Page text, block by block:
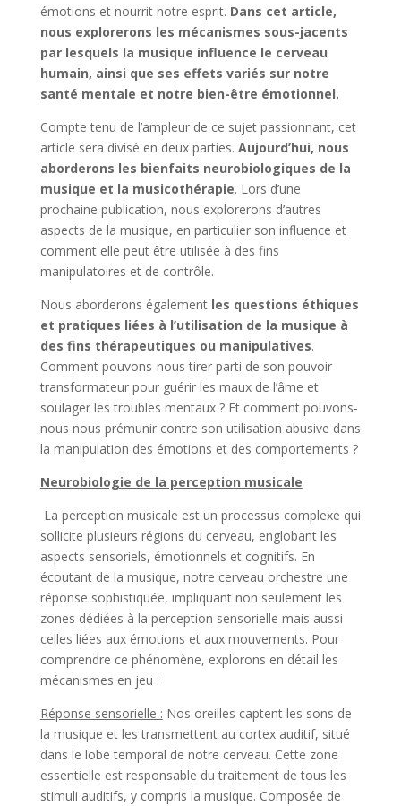
émotions et nourrit notre esprit. Dans cet article,
nous explorerons les mécanismes sous-jacents
par lesquels la musique influence le cerveau
humain, ainsi que ses effets variés sur notre
santé mentale et notre bien-être émotionnel.
Compte tenu de l’ampleur de ce sujet passionnant, cet
article sera divisé en deux parties. Aujourd’hui, nous
aborderons les bienfaits neurobiologiques de la
musique et la musicothérapie. Lors d’une
prochaine publication, nous explorerons d’autres
aspects de la musique, en particulier son influence et
comment elle peut être utilisée à des fins
manipulatoires et de contrôle.
Nous aborderons également les questions éthiques
et pratiques liées à l’utilisation de la musique à
des fins thérapeutiques ou manipulatives.
Comment pouvons-nous tirer parti de son pouvoir
transformateur pour guérir les maux de l’âme et
soulager les troubles mentaux ? Et comment pouvons-
nous nous prémunir contre son utilisation abusive dans
la manipulation des émotions et des comportements ?
Neurobiologie de la perception musicale
La perception musicale est un processus complexe qui
sollicite plusieurs régions du cerveau, englobant les
aspects sensoriels, émotionnels et cognitifs. En
écoutant de la musique, notre cerveau orchestre une
réponse sophistiquée, impliquant non seulement les
zones dédiées à la perception sensorielle mais aussi
celles liées aux émotions et aux mouvements. Pour
comprendre ce phénomène, explorons en détail les
mécanismes en jeu :
Réponse sensorielle : Nos oreilles captent les sons de
la musique et les transmettent au cortex auditif, situé
dans le lobe temporal de notre cerveau. Cette zone
essentielle est responsable du traitement de tous les
stimuli auditifs, y compris la musique. Composée de